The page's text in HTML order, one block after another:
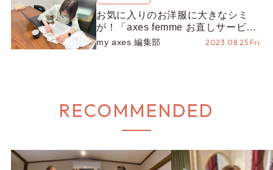
お気に入りのお洋服に大きなシミ
が！「axes femme お直しサービ
ス」を使ってみた！
my axes 編集部 2023.08.25 Fri.
RECOMMENDED